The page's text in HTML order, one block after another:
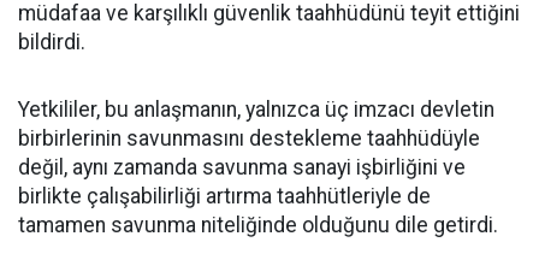
müdafaa ve karşılıklı güvenlik taahhüdünü teyit ettiğini
bildirdi.
Yetkililer, bu anlaşmanın, yalnızca üç imzacı devletin
birbirlerinin savunmasını destekleme taahhüdüyle
değil, aynı zamanda savunma sanayi işbirliğini ve
birlikte çalışabilirliği artırma taahhütleriyle de
tamamen savunma niteliğinde olduğunu dile getirdi.